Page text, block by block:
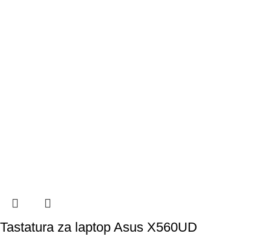
Tastatura za laptop Asus X560UD